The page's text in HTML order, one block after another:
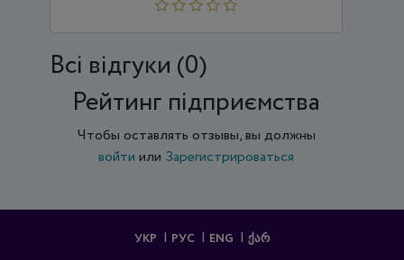
Всi відгуки (0)
Рейтинг підприємства
Чтобы оставлять отзывы, вы должны
войти или Зарегистрироваться
УКР РУС ENG ᲥᲐᲠ